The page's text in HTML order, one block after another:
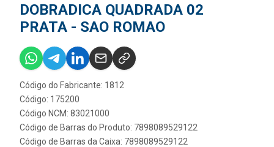
DOBRADICA QUADRADA 02
PRATA - SAO ROMAO
Código do Fabricante: 1812
Código: 175200
Código NCM: 83021000
Código de Barras do Produto: 7898089529122
Código de Barras da Caixa: 7898089529122